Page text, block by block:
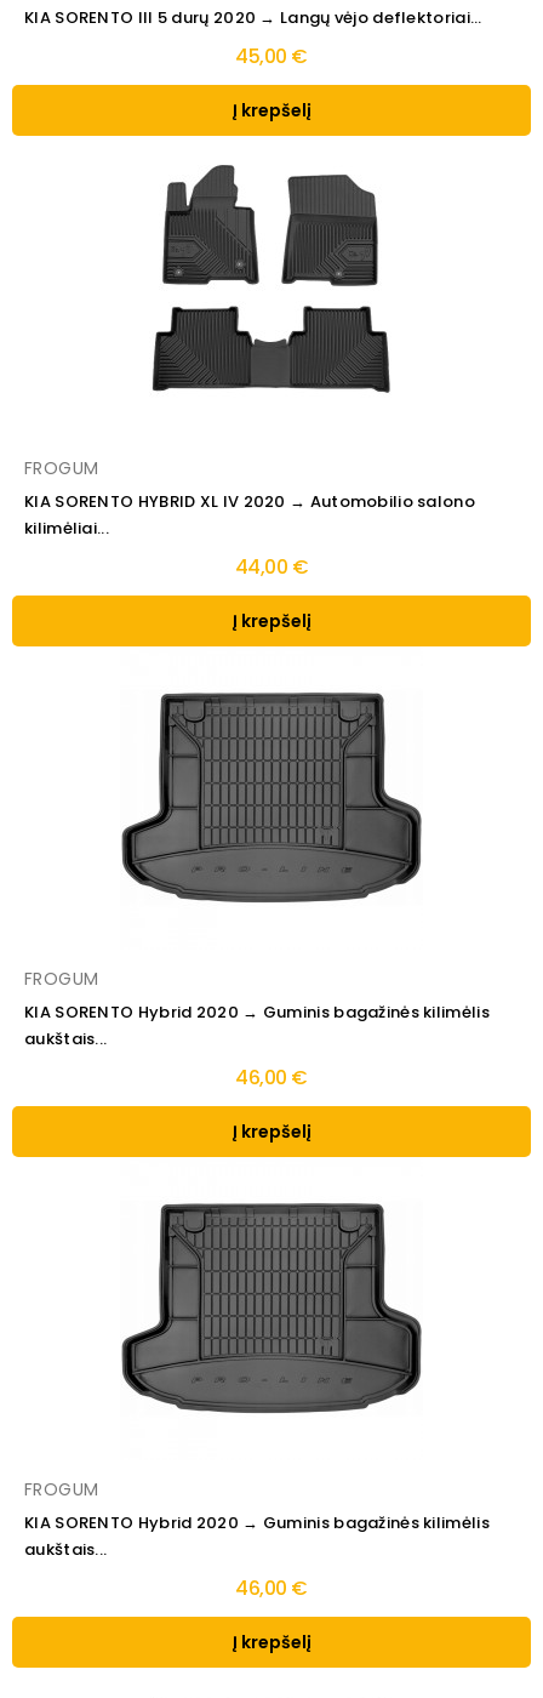
KIA SORENTO III 5 durų 2020 → Langų vėjo deflektoriai...
45,00 €
Į krepšelį
FROGUM
KIA SORENTO HYBRID XL IV 2020 → Automobilio salono
kilimėliai...
44,00 €
Į krepšelį
FROGUM
KIA SORENTO Hybrid 2020 → Guminis bagažinės kilimėlis
aukštais...
46,00 €
Į krepšelį
FROGUM
KIA SORENTO Hybrid 2020 → Guminis bagažinės kilimėlis
aukštais...
46,00 €
Į krepšelį